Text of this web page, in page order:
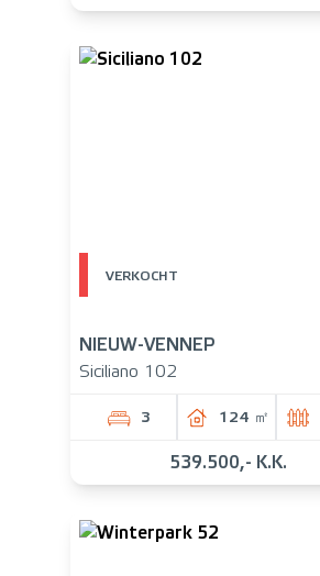
VERKOCHT
NIEUW-VENNEP
Siciliano 102
3 124 ㎡
539.500,- K.K.